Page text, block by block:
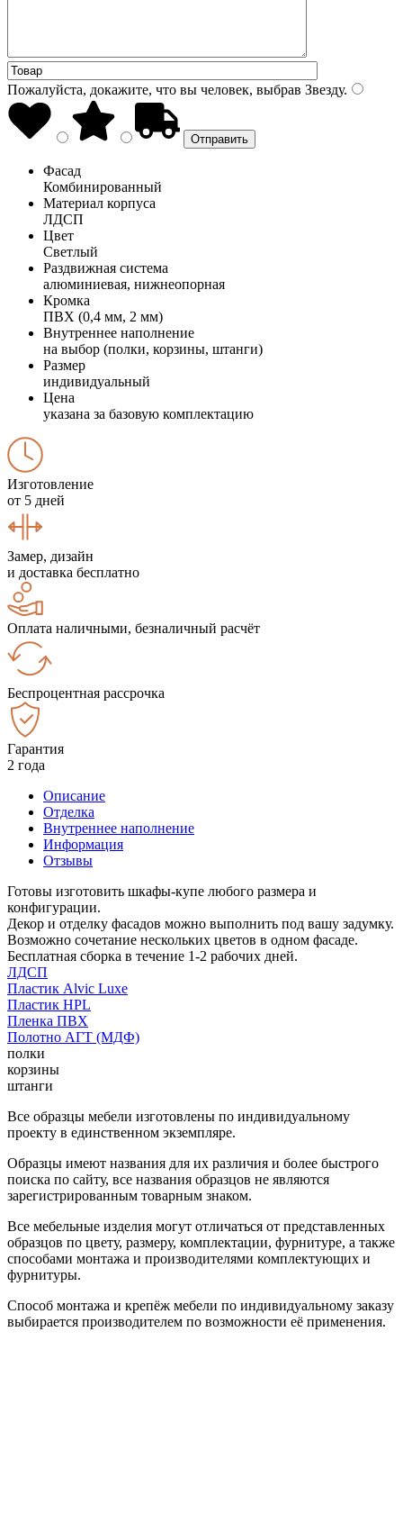
Пожалуйста, докажите, что вы человек, выбрав Звезду.
Фасад
Комбинированный
Материал корпуса
ЛДСП
Цвет
Светлый
Раздвижная система
алюминиевая, нижнеопорная
Кромка
ПВХ (0,4 мм, 2 мм)
Внутреннее наполнение
на выбор (полки, корзины, штанги)
Размер
индивидуальный
Цена
указана за базовую комплектацию
Изготовление
от 5 дней
Замер, дизайн
и доставка бесплатно
Оплата наличными, безналичный расчёт
Беспроцентная рассрочка
Гарантия
2 года
Описание
Отделка
Внутреннее наполнение
Информация
Отзывы
Готовы изготовить шкафы-купе любого размера и
конфигурации.
Декор и отделку фасадов можно выполнить под вашу задумку.
Возможно сочетание нескольких цветов в одном фасаде.
Бесплатная сборка в течение 1-2 рабочих дней.
ЛДСП
Пластик Alvic Luxe
Пластик HPL
Пленка ПВХ
Полотно АГТ (МДФ)
полки
корзины
штанги
Все образцы мебели изготовлены по индивидуальному
проекту в единственном экземпляре.
Образцы имеют названия для их различия и более быстрого
поиска по сайту, все названия образцов не являются
зарегистрированным товарным знаком.
Все мебельные изделия могут отличаться от представленных
образцов по цвету, размеру, комплектации, фурнитуре, а также
способами монтажа и производителями комплектующих и
фурнитуры.
Способ монтажа и крепёж мебели по индивидуальному заказу
выбирается производителем по возможности её применения.